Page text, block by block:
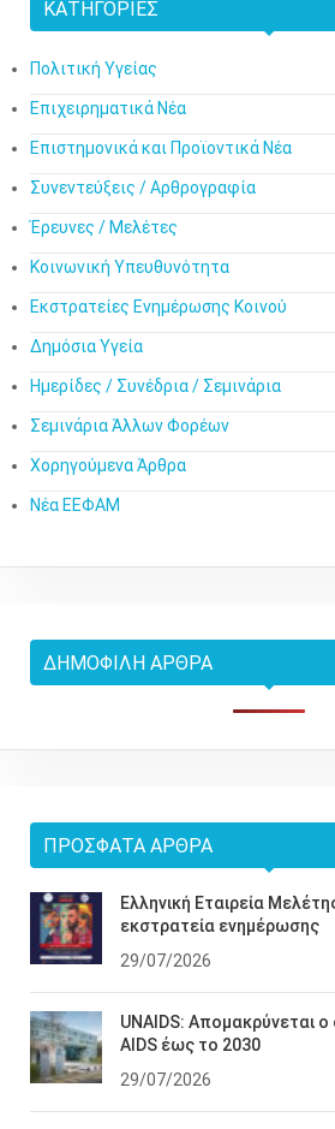
ΚΑΤΗΓΟΡΊΕΣ
Πολιτική Υγείας
Επιχειρηματικά Νέα
Επιστημονικά και Προϊοντικά Νέα
Συνεντεύξεις / Αρθρογραφία
Έρευνες / Μελέτες
Κοινωνική Υπευθυνότητα
Εκστρατείες Ενημέρωσης Κοινού
Δημόσια Υγεία
Ημερίδες / Συνέδρια / Σεμινάρια
Σεμινάρια Άλλων Φορέων
Χορηγούμενα Άρθρα
Νέα ΕΕΦΑΜ
ΔΗΜΟΦΙΛΉ ΆΡΘΡΑ
ΠΡΌΣΦΑΤΑ ΆΡΘΡΑ
Ελληνική Εταιρεία
εκστρατεία ενημέρωσης
29/07/2026
UNAIDS: Απομακρύνεται
AIDS έως το 2030
29/07/2026